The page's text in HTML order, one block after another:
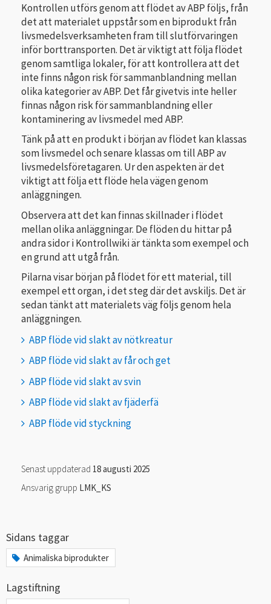
Kontrollen utförs genom att flödet av ABP följs, från
det att materialet uppstår som en biprodukt från
livsmedelsverksamheten fram till slutförvaringen
inför borttransporten. Det är viktigt att följa flödet
genom samtliga lokaler, för att kontrollera att det
inte finns någon risk för sammanblandning mellan
olika kategorier av ABP. Det får givetvis inte heller
finnas någon risk för sammanblandning eller
kontaminering av livsmedel med ABP.
Tänk på att en produkt i början av flödet kan klassas
som livsmedel och senare klassas om till ABP av
livsmedelsföretagaren. Ur den aspekten är det
viktigt att följa ett flöde hela vägen genom
anläggningen.
Observera att det kan finnas skillnader i flödet
mellan olika anläggningar. De flöden du hittar på
andra sidor i Kontrollwiki är tänkta som exempel och
en grund att utgå från.
Pilarna visar början på flödet för ett material, till
exempel ett organ, i det steg där det avskiljs. Det är
sedan tänkt att materialets väg följs genom hela
anläggningen.
ABP flöde vid slakt av nötkreatur
ABP flöde vid slakt av får och get
ABP flöde vid slakt av svin
ABP flöde vid slakt av fjäderfä
ABP flöde vid styckning
Senast uppdaterad 18 augusti 2025
Ansvarig grupp LMK_KS
Sidans taggar
Animaliska biprodukter
Lagstiftning